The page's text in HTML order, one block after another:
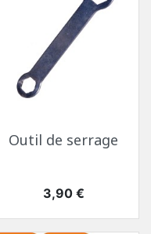
Outil de serrage
Prix
3,90 €